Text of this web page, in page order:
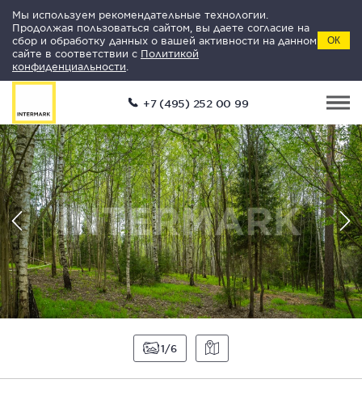
Мы используем рекомендательные технологии.
Продолжая пользоваться сайтом, вы даете согласие на
сбор и обработку данных о вашей активности на данном
сайте в соответствии с Политикой
конфиденциальности
ОК
+7 (495) 252 00 99
1 6